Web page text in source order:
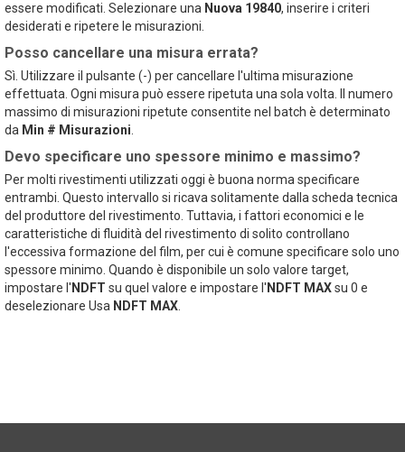
essere modificati. Selezionare una Nuova 19840, inserire i criteri
desiderati e ripetere le misurazioni.
Posso cancellare una misura errata?
Sì. Utilizzare il pulsante (-) per cancellare l'ultima misurazione
effettuata. Ogni misura può essere ripetuta una sola volta. Il numero
massimo di misurazioni ripetute consentite nel batch è determinato
da Min # Misurazioni.
Devo specificare uno spessore minimo e massimo?
Per molti rivestimenti utilizzati oggi è buona norma specificare
entrambi. Questo intervallo si ricava solitamente dalla scheda tecnica
del produttore del rivestimento. Tuttavia, i fattori economici e le
caratteristiche di fluidità del rivestimento di solito controllano
l'eccessiva formazione del film, per cui è comune specificare solo uno
spessore minimo. Quando è disponibile un solo valore target,
impostare l' NDFT su quel valore e impostare l' NDFT MAXsu 0 e
deselezionare Usa NDFT MAX.